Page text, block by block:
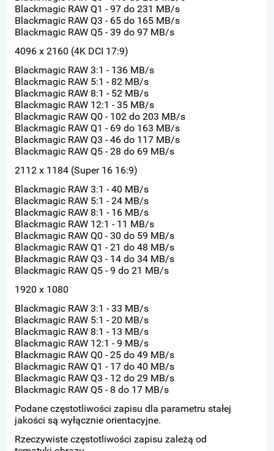
Blackmagic RAW Q1 - 97 do 231 MB/s
Blackmagic RAW Q3 - 65 do 165 MB/s
Blackmagic RAW Q5 - 39 do 97 MB/s
4096 x 2160 (4K DCI 17:9)
Blackmagic RAW 3:1 - 136 MB/s
Blackmagic RAW 5:1 - 82 MB/s
Blackmagic RAW 8:1 - 52 MB/s
Blackmagic RAW 12:1 - 35 MB/s
Blackmagic RAW Q0 - 102 do 203 MB/s
Blackmagic RAW Q1 - 69 do 163 MB/s
Blackmagic RAW Q3 - 46 do 117 MB/s
Blackmagic RAW Q5 - 28 do 69 MB/s
2112 x 1184 (Super 16 16:9)
Blackmagic RAW 3:1 - 40 MB/s
Blackmagic RAW 5:1 - 24 MB/s
Blackmagic RAW 8:1 - 16 MB/s
Blackmagic RAW 12:1 - 11 MB/s
Blackmagic RAW Q0 - 30 do 59 MB/s
Blackmagic RAW Q1 - 21 do 48 MB/s
Blackmagic RAW Q3 - 14 do 34 MB/s
Blackmagic RAW Q5 - 9 do 21 MB/s
1920 x 1080
Blackmagic RAW 3:1 - 33 MB/s
Blackmagic RAW 5:1 - 20 MB/s
Blackmagic RAW 8:1 - 13 MB/s
Blackmagic RAW 12:1 - 9 MB/s
Blackmagic RAW Q0 - 25 do 49 MB/s
Blackmagic RAW Q1 - 17 do 40 MB/s
Blackmagic RAW Q3 - 12 do 29 MB/s
Blackmagic RAW Q5 - 8 do 17 MB/s
Podane częstotliwości zapisu dla parametru stałej
jakości są wyłącznie orientacyjne.
Rzeczywiste częstotliwości zapisu zależą od